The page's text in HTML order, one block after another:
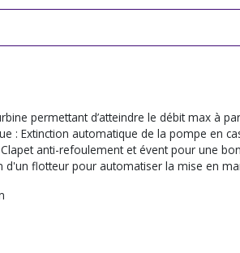
permettant d’atteindre le débit max à
: Extinction automatique de la pompe en
anti-refoulement et évent pour une
d'un flotteur pour automatiser la mise en